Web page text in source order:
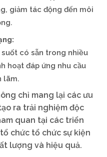
giảm tác động đến môi
có sẵn trong nhiều
hoạt đáp ứng nhu cầu
lãm.
chỉ mang lại các ưu
ra trải nghiệm độc
quan tại các triển
chức tổ chức sự kiện
lượng và hiệu quả.